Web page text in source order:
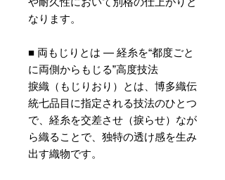
なります。
■ 両もじりとは — 経糸を“都度ごと
に両側からもじる”高度技法
捩織（もじりおり）とは、博多織伝
統七品目に指定される技法のひとつ
で、経糸を交差させ（捩らせ）なが
ら織ることで、独特の透け感を生み
出す織物です。